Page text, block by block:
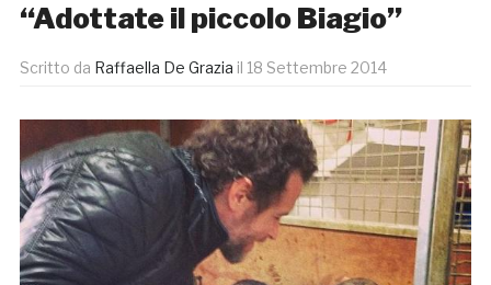
“Adottate il piccolo Biagio”
Scritto da Raffaella De Grazia il 18 Settembre 2014